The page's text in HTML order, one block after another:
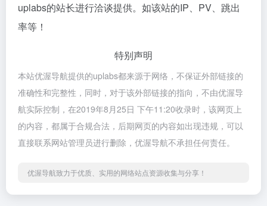
uplabs的站长进行洽谈提供。如该站的IP、PV、跳出
率等！
特别声明
本站优渥导航提供的uplabs都来源于网络，不保证外部链接的
准确性和完整性，同时，对于该外部链接的指向，不由优渥导
航实际控制，在2019年8月25日 下午11:20收录时，该网页上
的内容，都属于合规合法，后期网页的内容如出现违规，可以
直接联系网站管理员进行删除，优渥导航不承担任何责任。
优渥导航致力于优质、实用的网络站点资源收集与分享！